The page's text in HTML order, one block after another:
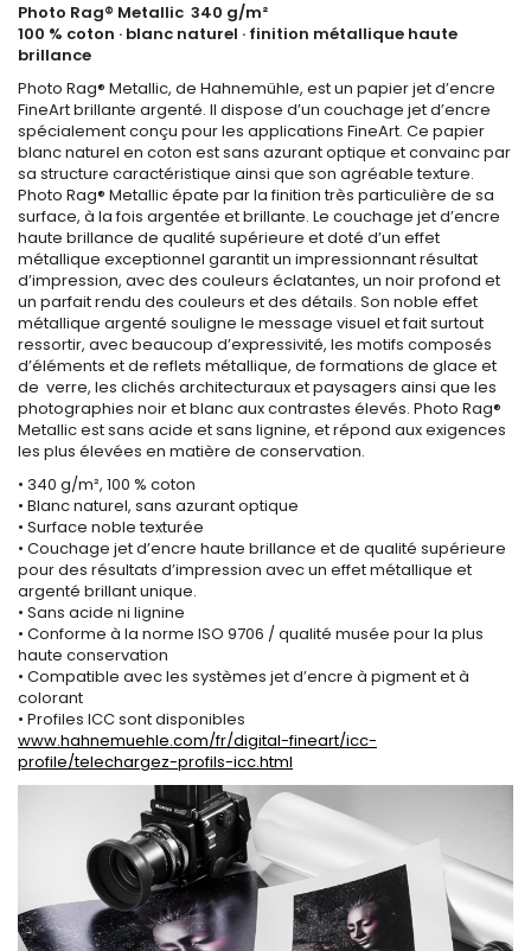
Photo Rag® Metallic 340 g/m²
100 % coton · blanc naturel · finition métallique haute
brillance
Photo Rag® Metallic, de Hahnemühle, est un papier jet d’encre
FineArt brillante argenté. Il dispose d’un couchage jet d’encre
spécialement conçu pour les applications FineArt. Ce papier
blanc naturel en coton est sans azurant optique et convainc par
sa structure caractéristique ainsi que son agréable texture.
Photo Rag® Metallic épate par la finition très particulière de sa
surface, à la fois argentée et brillante. Le couchage jet d’encre
haute brillance de qualité supérieure et doté d’un effet
métallique exceptionnel garantit un impressionnant résultat
d’impression, avec des couleurs éclatantes, un noir profond et
un parfait rendu des couleurs et des détails. Son noble effet
métallique argenté souligne le message visuel et fait surtout
ressortir, avec beaucoup d’expressivité, les motifs composés
d’éléments et de reflets métallique, de formations de glace et
de verre, les clichés architecturaux et paysagers ainsi que les
photographies noir et blanc aux contrastes élevés. Photo Rag®
Metallic est sans acide et sans lignine, et répond aux exigences
les plus élevées en matière de conservation.
• 340 g/m², 100 % coton
• Blanc naturel, sans azurant optique
• Surface noble texturée
• Couchage jet d’encre haute brillance et de qualité supérieure
pour des résultats d’impression avec un effet métallique et
argenté brillant unique.
• Sans acide ni lignine
• Conforme à la norme ISO 9706 / qualité musée pour la plus
haute conservation
• Compatible avec les systèmes jet d’encre à pigment et à
colorant
• Profiles ICC sont disponibles
www.hahnemuehle.com/fr/digital-fineart/icc-
profile/telechargez-profils-icc.html